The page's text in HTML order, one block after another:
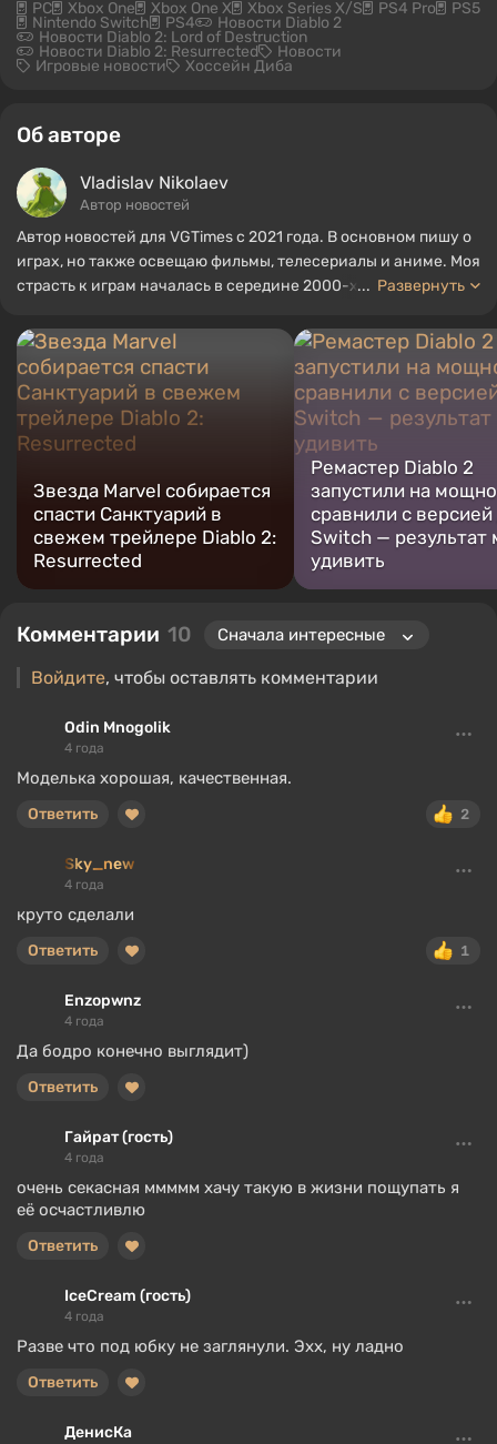
PC Xbox One Xbox One X Xbox Series X/S PS4 Pro PS5
Nintendo Switch PS4 Новости Diablo 2
Новости Diablo 2: Lord of Destruction
Новости Diablo 2: Resurrected Новости
Игровые новости Хоссейн Диба
Об авторе
Vladislav Nikolaev
Автор новостей
Автор новостей для VGTimes с 2021 года. В основном пишу о
играх, но также освещаю фильмы, телесериалы и аниме. Моя
страсть к играм началась в середине 2000-х. Я в основном
моих любимых игр всех времен включают Fallout, Borderlands
и The Witcher.
... Развернуть
Звезда Marvel собирается
спасти Санктуарий в
свежем трейлере Diablo 2:
Resurrected
Ремастер Diablo 2
запустили на
сравнили с версией
Switch — результат
удивить
Комментарии 10
Войдите, чтобы оставлять комментарии
Odin Mnogolik
4 года
Моделька хорошая, качественная.
2
Ответить
Sky_new
4 года
круто сделали
1
Ответить
Enzopwnz
4 года
Да бодро конечно выглядит)
Ответить
Гайрат (гость)
4 года
очень секасная ммммм хачу такую в жизни пощупать я
её осчастливлю
Ответить
IceCream (гость)
4 года
Разве что под юбку не заглянули. Эхх, ну ладно
Ответить
ДенисКа